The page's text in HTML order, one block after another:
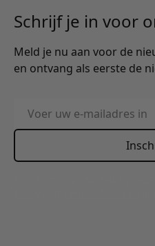
Schrijf je in voor
Meld je nu aan voor de
en ontvang als eerste de
E-mailadres